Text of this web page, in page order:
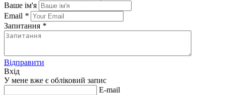
Ваше ім'я
Email *
Запитання *
Відправити
Вхід
У мене вже є обліковий запис
E-mail